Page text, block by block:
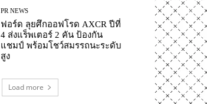
PR NEWS
ฟอร์ด ลุยศึกออฟโรด AXCR ปีที่
4 ส่งแร็พเตอร์ 2 คัน ป้องกัน
แชมป์ พร้อมโชว์สมรรถนะระดับ
สูง
Load more